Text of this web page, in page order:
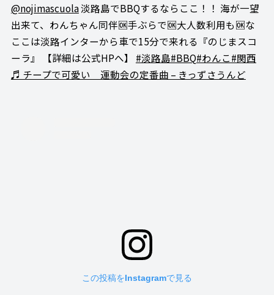
@nojimascuola淡路島でBBQするならここ！！ 海が一望
出来て、わんちゃん同伴🆗手ぶらで🆗大人数利用も🆗な
ここは淡路インターから車で15分で来れる『のじまスコ
ーラ』 【詳細は公式HPへ】 #淡路島#BBQ#わんこ#関西
♬ チープで可愛い 運動会の定番曲 – きっずさうんど
この投稿をInstagramで見る